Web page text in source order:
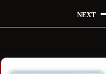
NEXT